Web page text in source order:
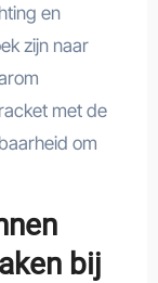
en
zijn naar
met de
om
bij